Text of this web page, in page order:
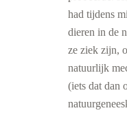
had tijdens
dieren in de
ze ziek zijn,
natuurlijk
(iets dat dan